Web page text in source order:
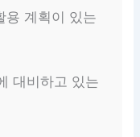
용 계획이 있는
대비하고 있는